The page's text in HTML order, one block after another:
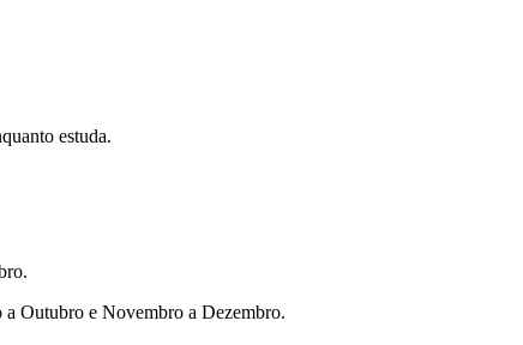
estuda.
a Outubro e Novembro a Dezembro.